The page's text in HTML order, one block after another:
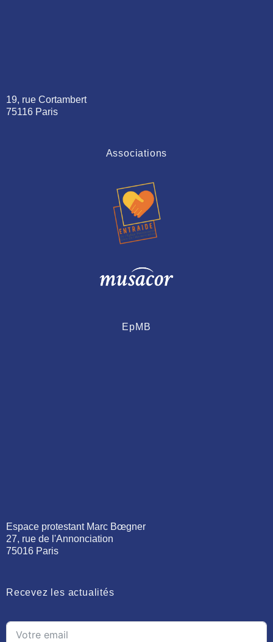
19, rue Cortambert
75116 Paris
Associations
EpMB
Espace protestant Marc Bœgner
27, rue de l'Annonciation
75016 Paris
Recevez les actualités